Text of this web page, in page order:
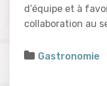
d’équipe et à
collaboration au
Gastronomie